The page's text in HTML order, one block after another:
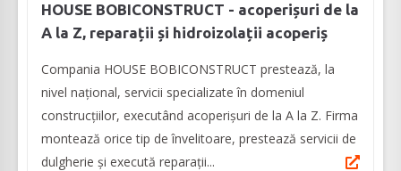
HOUSE BOBICONSTRUCT - acoperișuri de la
A la Z, reparații și hidroizolații acoperiș
Compania HOUSE BOBICONSTRUCT prestează, la
nivel național, servicii specializate în domeniul
construcțiilor, executând acoperișuri de la A la Z. Firma
montează orice tip de învelitoare, prestează servicii de
dulgherie și execută reparații...